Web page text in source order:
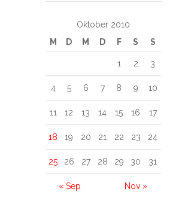
Oktober 2010
M
D M D F S S
« Sep Nov »
1 2 3
4 5 6 7 8 9 10
11 12 13 14 15 16 17
18 19 20 21 22 23 24
25 26 27 28 29 30 31